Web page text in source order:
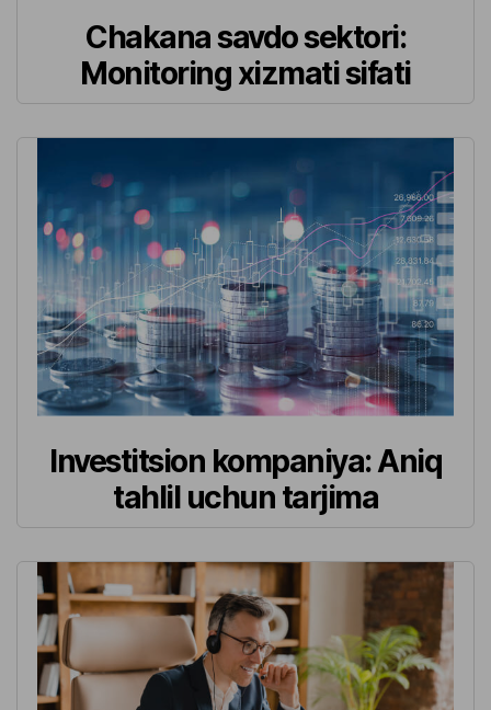
Chakana savdo sektori:
Monitoring xizmati sifati
Investitsion kompaniya: Aniq
tahlil uchun tarjima